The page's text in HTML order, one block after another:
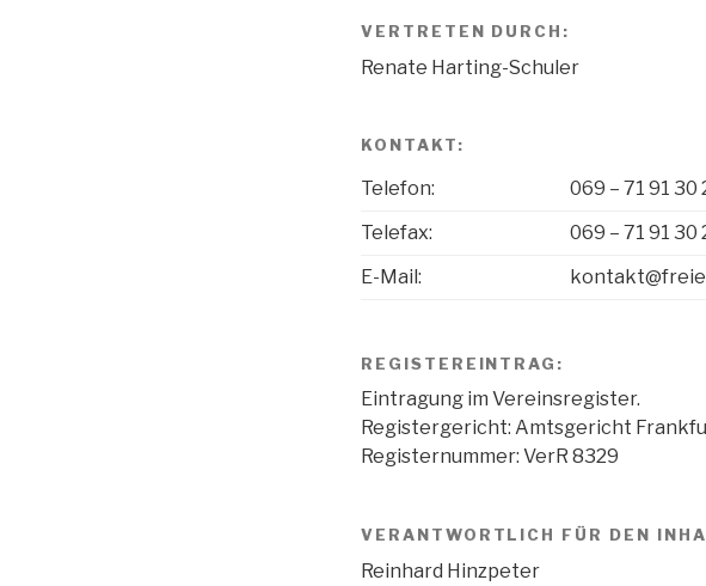
VERTRETEN DURCH:
Renate Harting-Schuler
KONTAKT:
Telefon:
069 – 71 91 30
Telefax:
069 – 71 91 30
E-Mail:
REGISTEREINTRAG:
Eintragung im Vereinsregister.
Registergericht: Amtsgericht
Registernummer: VerR 8329
VERANTWORTLICH FÜR DEN
Reinhard Hinzpeter